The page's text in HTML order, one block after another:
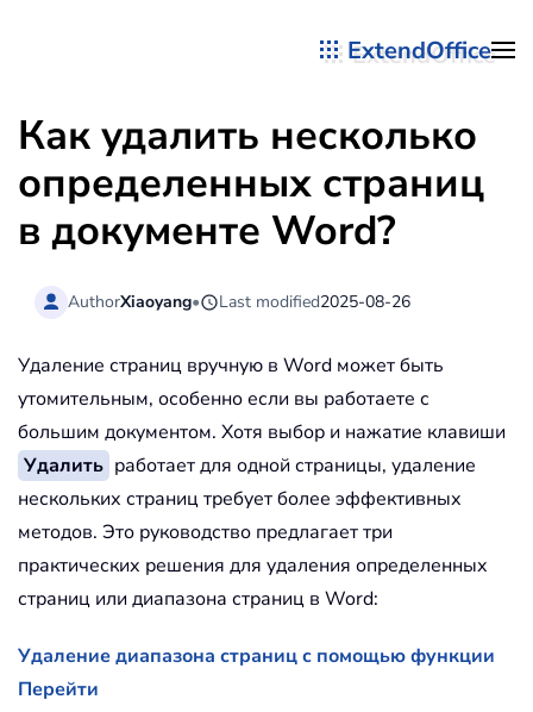
ExtendOffice
Как удалить несколько
определенных страниц
в документе Word?
AuthorXiaoyang• Last modified2025-08-26
Удаление страниц вручную в Word может быть
утомительным, особенно если вы работаете с
большим документом. Хотя выбор и нажатие клавиши
Удалить работает для одной страницы, удаление
нескольких страниц требует более эффективных
методов. Это руководство предлагает три
практических решения для удаления определенных
страниц или диапазона страниц в Word:
Удаление диапазона страниц с помощью функции
Перейти